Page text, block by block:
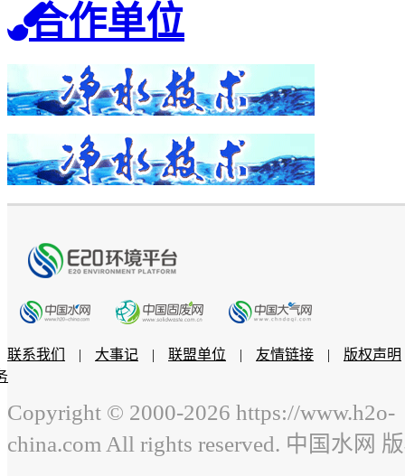
合作单位
联系我们 | 大事记 | 联盟单位 | 友情链接 |
版权声明
Copyright © 2000-2026 https://www.h2o-
china.com All rights reserved. 中国水网